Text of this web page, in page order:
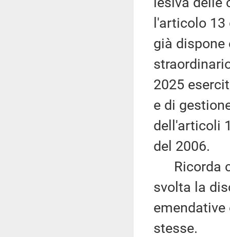
l'articolo
già
2025
e di
dell'articoli
del 2006.
Ricorda
svolta la
emendative
stesse.